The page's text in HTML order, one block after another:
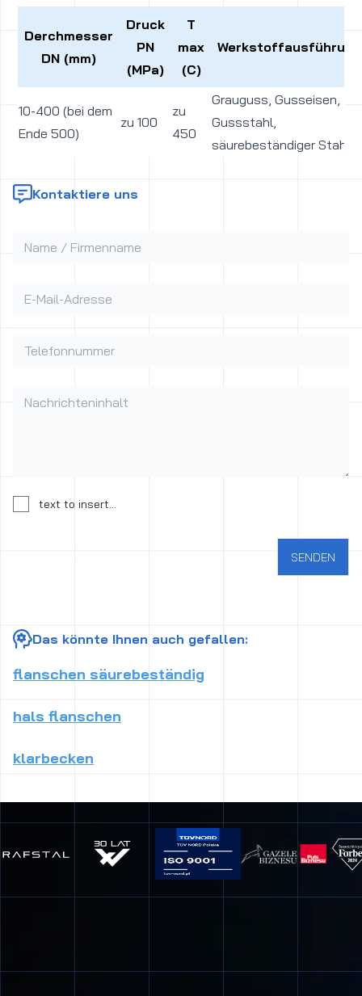
Derchmesser
DN (mm)
Druck
PN
(MPa)
T
max
(C)
Werkstoffausführung
10-400 (bei dem
Ende 500)
zu 100
zu
450
Grauguss, Gusseisen,
Gussstahl,
säurebeständiger Stahl
Kontaktiere uns
Name / Firmenname
E-Mail-Adresse
Telefonnummer
Nachrichteninhalt
Einwilligung zur Verarbeitung personenbezogener Daten
text to insert...
SENDEN
Das könnte Ihnen auch gefallen:
flanschen säurebeständig
hals flanschen
klarbecken